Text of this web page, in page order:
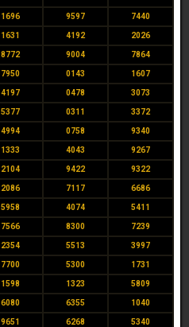
1696 9597 7440
1631 4192 2026
8772 9004 7864
7950 0143 1607
4197 0478 3073
5377 0311 3372
4994 0758 9340
1333 4043 9267
2104 9422 9322
2086 7117 6686
5958 4074 5411
7566 8300 7239
2354 5513 3997
7700 5300 1731
1598 1323 5809
6080 6355 1040
9651 6268 5340